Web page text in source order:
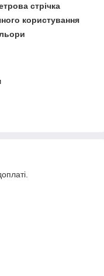
стрічка
користування